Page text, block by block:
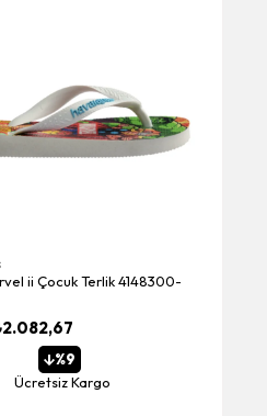
ii Çocuk Terlik 4148300-
%9
Ücretsiz Kargo